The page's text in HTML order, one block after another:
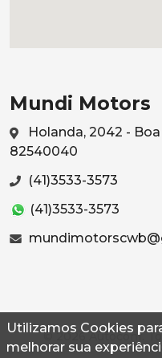
Utilizamos Cookies
melhorar sua
Mundi Motors
Holanda, 2042 -
82540040
(41)3533-3573
(41)3533-3573
© 2026 Autoconf.